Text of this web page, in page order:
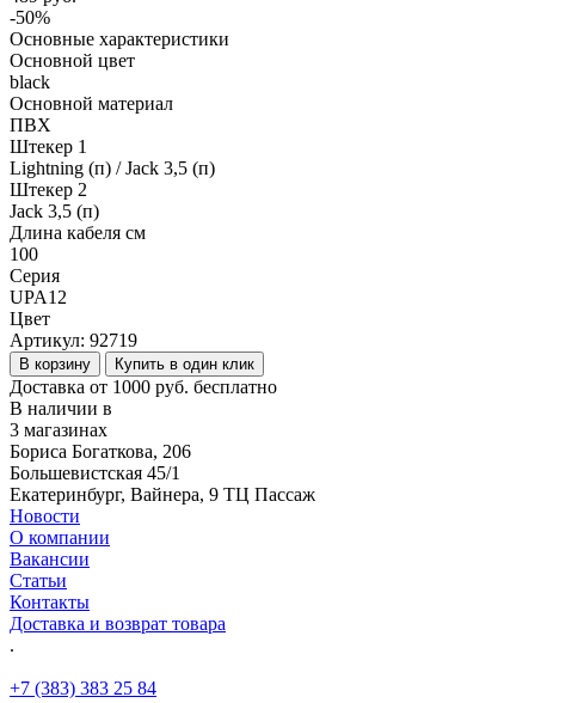
-50%
Основные характеристики
Основной цвет
black
Основной материал
ПВХ
Штекер 1
Lightning (п) / Jack 3,5 (п)
Штекер 2
Jack 3,5 (п)
Длина кабеля см
100
Серия
UPA12
Цвет
Артикул: 92719
В корзину Купить в один клик
Доставка от 1000 руб. бесплатно
В наличии в
3 магазинах
Бориса Богаткова, 206
Большевистская 45/1
Екатеринбург, Вайнера, 9 ТЦ Пассаж
Новости
О компании
Вакансии
Статьи
Контакты
Доставка и возврат товара
.
+7 (383) 383 25 84